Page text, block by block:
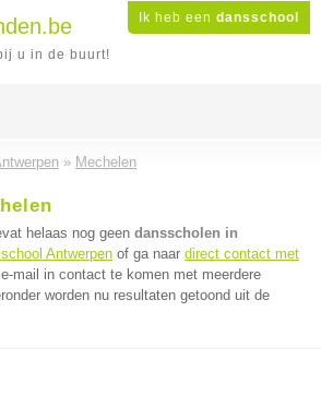
Ik heb een dansschool
u in de buurt!
» Mechelen
helaas nog geen dansscholen in
Antwerpen of ga naar direct contact met
mail in contact te komen met meerdere
worden nu resultaten getoond uit de